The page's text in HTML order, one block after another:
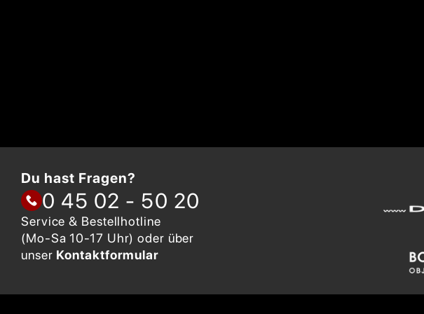
Du hast Fragen?
0 45 02 - 50 20
Service & Bestellhotline
(Mo-Sa 10-17 Uhr) oder über
unser Kontaktformular